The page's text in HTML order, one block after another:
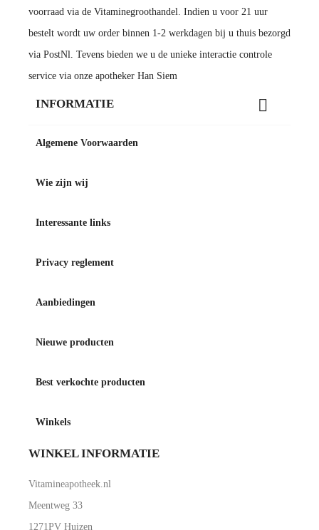
voorraad via de Vitaminegroothandel. Indien u voor 21 uur
bestelt wordt uw order binnen 1-2 werkdagen bij u thuis bezorgd
via PostNl. Tevens bieden we u de unieke interactie controle
service via onze apotheker Han Siem
INFORMATIE 
Algemene Voorwaarden
Wie zijn wij
Interessante links
Privacy reglement
Aanbiedingen
Nieuwe producten
Best verkochte producten
Winkels
WINKEL INFORMATIE
Vitamineapotheek.nl
Meentweg 33
1271PV Huizen